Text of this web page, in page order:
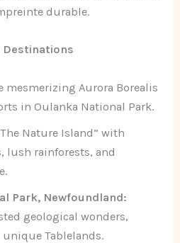
durable.
Destinations
mesmerizing Aurora Borealis
in Oulanka National Park.
Nature Island” with
lush rainforests, and
Park, Newfoundland:
geological wonders,
Tablelands.